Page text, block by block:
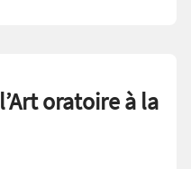
oratoire à la